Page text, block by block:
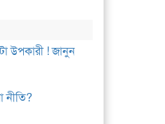
উপকারী ! জানুন
নীতি?